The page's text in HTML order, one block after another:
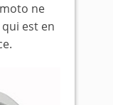
ne
est en